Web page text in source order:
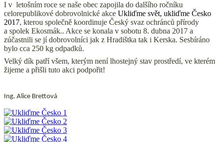
I v letošním roce se naše obec zapojila do dalšího ročníku
celorepublikové dobrovolnické akce Ukliďme svět, ukliďme Česko
2017, kterou společně koordinuje Český svaz ochránců přírody
a spolek Ekosmák.. Akce se konala v sobotu 8. dubna 2017 a
zúčastnili se jí dobrovolníci jak z Hradištka tak i Kerska. Sesbíráno
bylo cca 250 kg odpadků.
Velký dík patří všem, kterým není lhostejný stav prostředí, ve kterém
žijeme a přišli tuto akci podpořit!
Ing. Alice Brettová